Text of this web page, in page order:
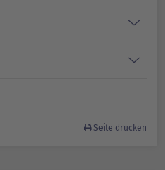
Seite drucken